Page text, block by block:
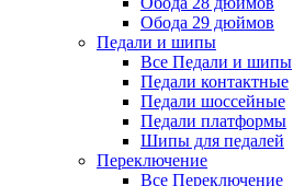
Обода 29 дюймов
Педали и шипы
Все Педали и шипы
Педали контактные
Педали шоссейные
Педали платформы
Шипы для педалей
Переключение
Все Переключение